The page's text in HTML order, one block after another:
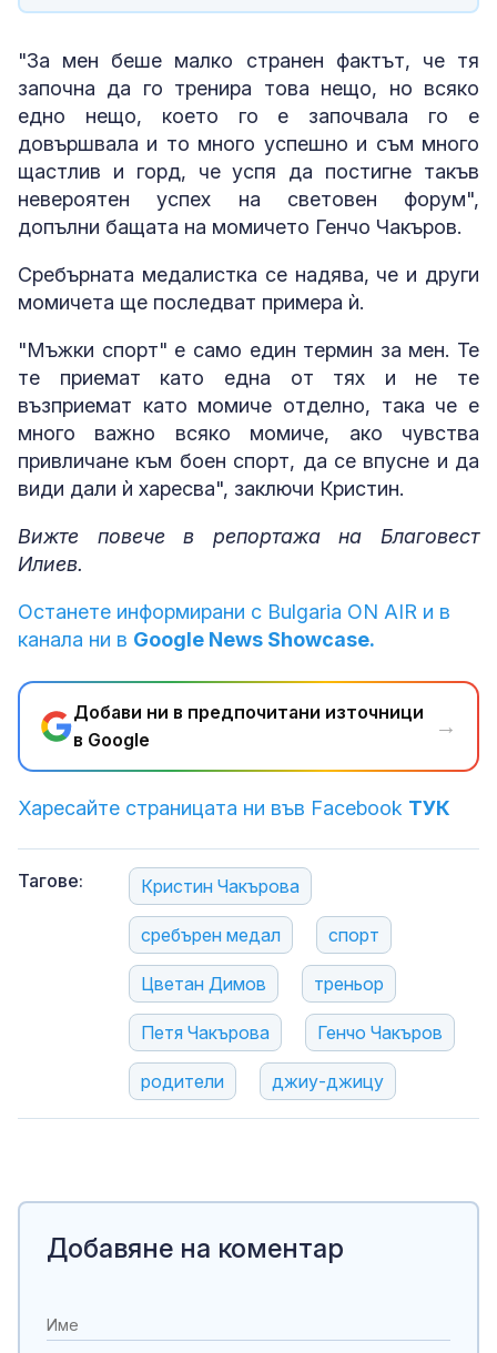
"За мен беше малко странен фактът, че тя
започна да го тренира това нещо, но всяко
едно нещо, което го е започвала го е
довършвала и то много успешно и съм много
щастлив и горд, че успя да постигне такъв
невероятен успех на световен форум",
допълни бащата на момичето Генчо Чакъров.
Сребърната медалистка се надява, че и други
момичета ще последват примера ѝ.
"Мъжки спорт" е само един термин за мен. Те
те приемат като една от тях и не те
възприемат като момиче отделно, така че е
много важно всяко момиче, ако чувства
привличане към боен спорт, да се впусне и да
види дали ѝ харесва", заключи Кристин.
Вижте повече в репортажа на Благовест
Илиев.
Останете информирани с Bulgaria ON AIR и в
канала ни в Google News Showcase.
Добави ни в предпочитани източници
в Google
→
Харесайте страницата ни във Facebook ТУК
Тагове: Кристин Чакърова
сребърен медал спорт
Цветан Димов треньор
Петя Чакърова Генчо Чакъров
родители джиу-джицу
Добавяне на коментар